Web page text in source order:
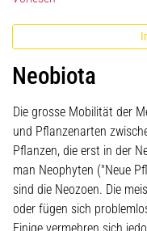
Neobiota
Die grosse Mobilität der
und Pflanzenarten
Pflanzen, die erst in der
man Neophyten ("Neue
sind die Neozoen. Die
oder fügen sich